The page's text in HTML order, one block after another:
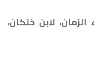
الزمان، لابن خلكان،